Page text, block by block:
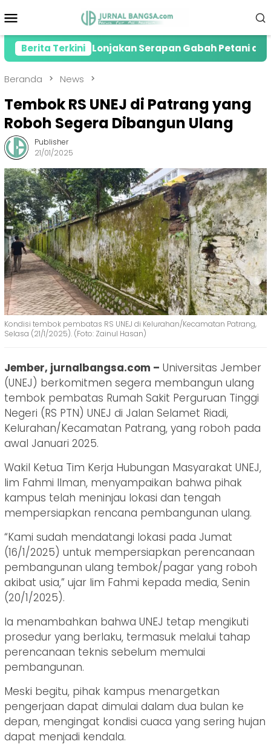
ke
Mobile
Berita Terkini
Lonjakan Serapan Gabah Petani di Jember
Beranda News
Tembok RS UNEJ di Patrang yang
Roboh Segera Dibangun Ulang
Publisher
21/01/2025
Kondisi tembok pembatas RS UNEJ di Kelurahan/Kecamatan Patrang,
Selasa (21/1/2025). (Foto: Zainul Hasan)
Jember, jurnalbangsa.com – Universitas Jember
(UNEJ) berkomitmen segera membangun ulang
tembok pembatas Rumah Sakit Perguruan Tinggi
Negeri (RS PTN) UNEJ di Jalan Selamet Riadi,
Kelurahan/Kecamatan Patrang, yang roboh pada
awal Januari 2025.
Wakil Ketua Tim Kerja Hubungan Masyarakat UNEJ,
Iim Fahmi Ilman, menyampaikan bahwa pihak
kampus telah meninjau lokasi dan tengah
mempersiapkan rencana pembangunan ulang.
“Kami sudah mendatangi lokasi pada Jumat
(16/1/2025) untuk mempersiapkan perencanaan
pembangunan ulang tembok/pagar yang roboh
akibat usia,” ujar Iim Fahmi kepada media, Senin
(20/1/2025).
Ia menambahkan bahwa UNEJ tetap mengikuti
prosedur yang berlaku, termasuk melalui tahap
perencanaan teknis sebelum memulai
pembangunan.
Meski begitu, pihak kampus menargetkan
pengerjaan dapat dimulai dalam dua bulan ke
depan, mengingat kondisi cuaca yang sering hujan
dapat menjadi kendala.